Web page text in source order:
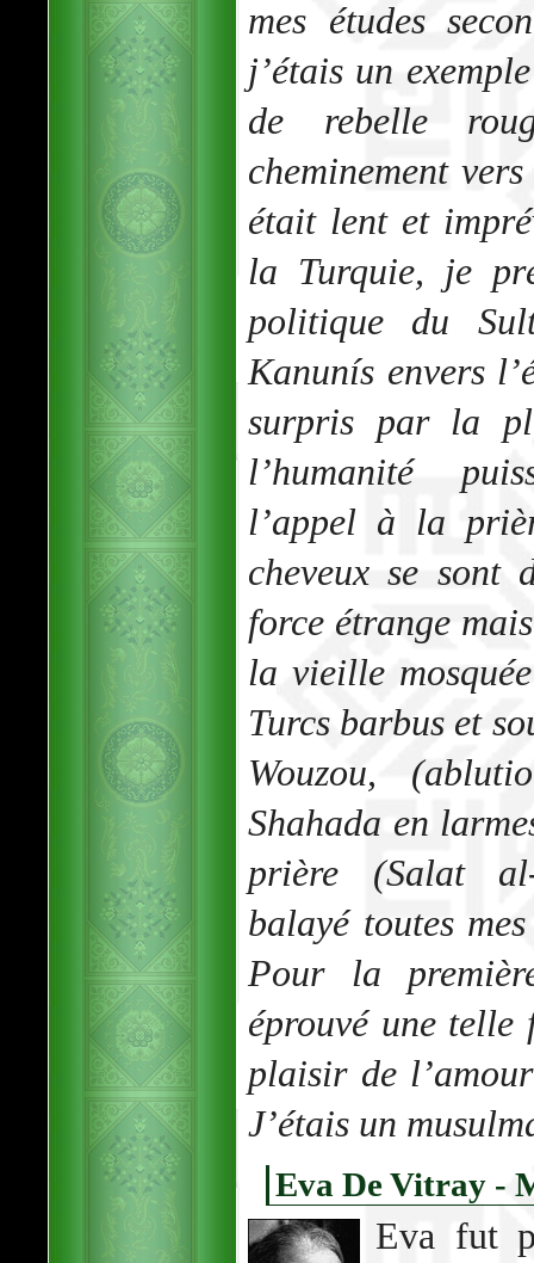
mes études
j’étais un
de rebelle
cheminement
était lent et
la Turquie, je
politique du
Kanunís envers
surpris par la
l’humanité
l’appel à la
cheveux se sont
force étrange
la vieille
Turcs barbus et
Wouzou,
Shahada en
prière (Salat
balayé toutes
Pour la
éprouvé une telle
plaisir de
J’étais un
Eva De Vitray -
Eva fut